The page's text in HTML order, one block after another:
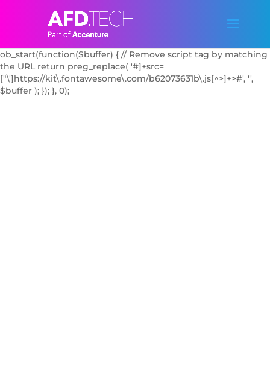
FontAwesome Kit script by handle if known
wp_dequeue_script('font-awesome'); // Try common handle //
ob_start(function($buffer) { // Remove script tag by matching
the URL return preg_replace( '#]+src=
["\']https://kit\.fontawesome\.com/b62073631b\.js[^>]+>#', '',
$buffer ); }); }, 0);